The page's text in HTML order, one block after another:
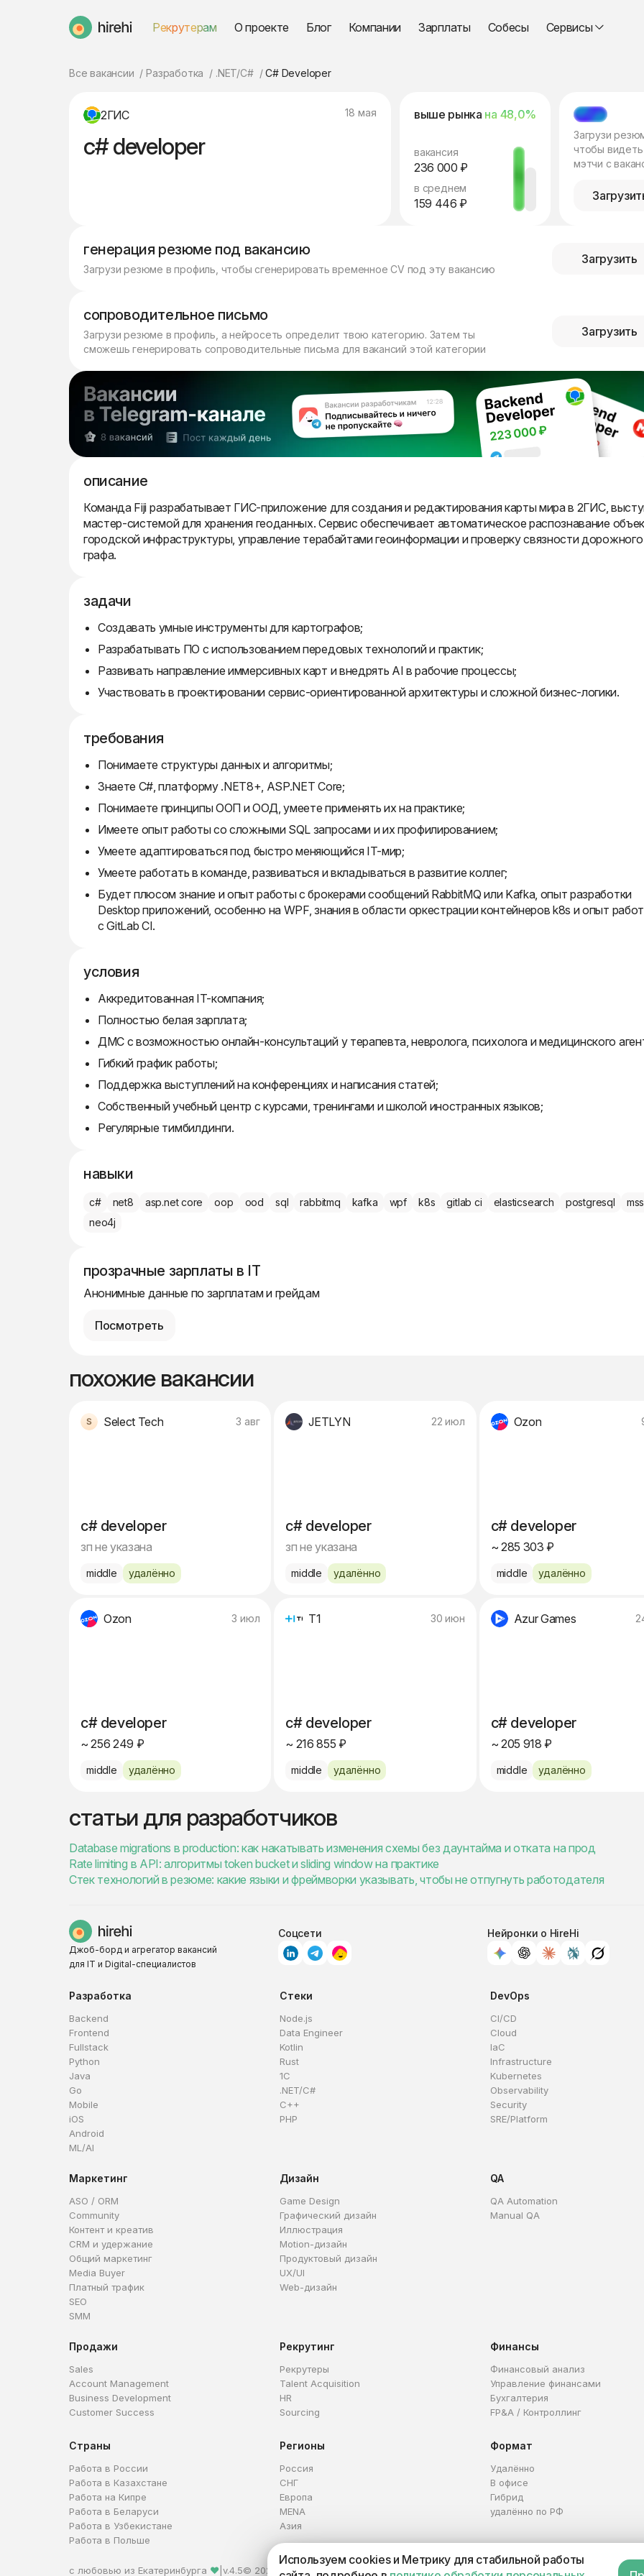
HireHi Рекрутерам О проекте Блог Компании Зарплаты Собесы Сервисы
Все вакансии Разработка .NET/C# C# Developer
2ГИС 18 мая
c# developer
выше рынка на 48,0%
вакансия
236 000 ₽
в среднем
159 446 ₽
МЭТЧ
Загрузи
чтобы видеть
мэтчи с
генерация резюме под вакансию
Загрузи резюме в профиль, чтобы сгенерировать временное CV под эту вакансию
Загрузить
сопроводительное письмо
Загрузи резюме в профиль, а нейросеть определит твою категорию. Затем ты
сможешь генерировать сопроводительные письма для вакансий этой категории
Загрузить
описание
Команда Fiji разрабатывает ГИС-приложение для создания и редактирования карты мира в 2ГИС,
мастер-системой для хранения геоданных. Сервис обеспечивает автоматическое распознавание
городской инфраструктуры, управление терабайтами геоинформации и проверку связности дорожного
графа.
задачи
Создавать умные инструменты для картографов;
Разрабатывать ПО с использованием передовых технологий и практик;
Развивать направление иммерсивных карт и внедрять AI в рабочие процессы;
Участвовать в проектировании сервис-ориентированной архитектуры и сложной бизнес-логики.
требования
Понимаете структуры данных и алгоритмы;
Знаете C#, платформу .NET8+, ASP.NET Core;
Понимаете принципы ООП и ООД, умеете применять их на практике;
Имеете опыт работы со сложными SQL запросами и их профилированием;
Умеете адаптироваться под быстро меняющийся IT-мир;
Умеете работать в команде, развиваться и вкладываться в развитие коллег;
Будет плюсом знание и опыт работы с брокерами сообщений RabbitMQ или Kafka, опыт разработки
Desktop приложений, особенно на WPF, знания в области оркестрации контейнеров k8s и опыт
с GitLab CI.
условия
Аккредитованная IT-компания;
Полностью белая зарплата;
ДМС с возможностью онлайн-консультаций у терапевта, невролога, психолога и медицинского
Гибкий график работы;
Поддержка выступлений на конференциях и написания статей;
Собственный учебный центр с курсами, тренингами и школой иностранных языков;
Регулярные тимбилдинги.
навыки
c# net8 asp.net core oop ood sql rabbitmq kafka wpf k8s gitlab ci elasticsearch postgresql
neo4j
прозрачные зарплаты в IT
Анонимные данные по зарплатам и грейдам
Посмотреть
похожие вакансии
Select Tech 3 авг
c# developer
зп не указана
middle удалённо
JETLYN 22 июл
c# developer
зп не указана
middle удалённо
Ozon
c# developer
~ 285 303 ₽
middle удалённо
Ozon 3 июл
c# developer
~ 256 249 ₽
middle удалённо
Т1 30 июн
c# developer
~ 216 855 ₽
middle удалённо
Azur Games
c# developer
~ 205 918 ₽
middle удалённо
статьи для разработчиков
Database migrations в production: как накатывать изменения схемы без даунтайма и отката на прод
Rate limiting в API: алгоритмы token bucket и sliding window на практике
Стек технологий в резюме: какие языки и фреймворки указывать, чтобы не отпугнуть работодателя
Джоб-борд и агрегатор вакансий
для IT и Digital-специалистов
Соцсети Нейронки о HireHi
Разработка
Backend
Frontend
Fullstack
Python
Java
Go
Mobile
iOS
Android
ML/AI
Стеки
Node.js
Data Engineer
Kotlin
Rust
1C
.NET/C#
C++
PHP
DevOps
CI/CD
Cloud
IaC
Infrastructure
Kubernetes
Observability
Security
SRE/Platform
Маркетинг
ASO / ORM
Community
Контент и креатив
CRM и удержание
Общий маркетинг
Media Buyer
Платный трафик
SEO
SMM
Дизайн
Game Design
Графический дизайн
Иллюстрация
Motion-дизайн
Продуктовый дизайн
UX/UI
Web-дизайн
QA
QA Automation
Manual QA
Продажи
Sales
Account Management
Business Development
Customer Success
Рекрутинг
Рекрутеры
Talent Acquisition
HR
Sourcing
Финансы
Финансовый анализ
Управление финансами
Бухгалтерия
FP&A / Контроллинг
Страны
Работа в России
Работа в Казахстане
Работа на Кипре
Работа в Беларуси
Работа в Узбекистане
Работа в Польше
Регионы
Россия
СНГ
Европа
MENA
Азия
Формат
Удалённо
В офисе
Гибрид
удалённо по РФ
с любовью из Екатеринбурга ❤ v.4.5© 2026 HireHi
Используем cookies и Метрику для стабильной работы